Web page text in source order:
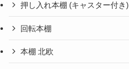
押し入れ本棚 (キャスター付き)
回転本棚
本棚 北欧